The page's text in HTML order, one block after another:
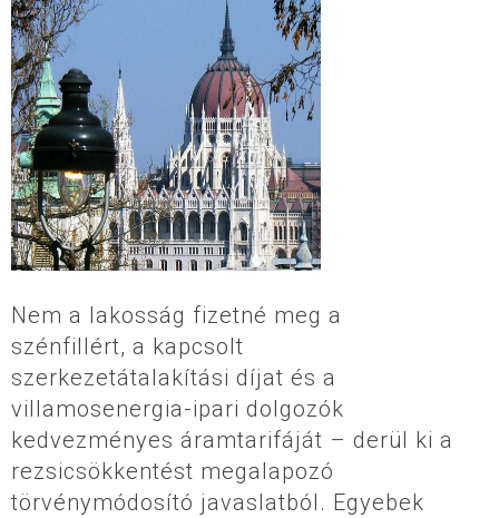
Nem a lakosság fizetné meg a
szénfillért, a kapcsolt
szerkezetátalakítási díjat és a
villamosenergia-ipari dolgozók
kedvezményes áramtarifáját – derül ki a
rezsicsökkentést megalapozó
törvénymódosító javaslatból. Egyebek